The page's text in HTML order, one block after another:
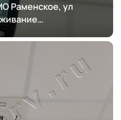
Раменское, ул